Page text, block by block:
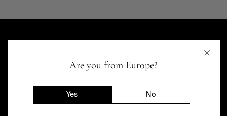
Are you from Europe?
Yes No
зелений
сірий